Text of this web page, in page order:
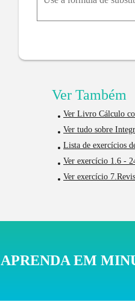
Ver Também
Ver Livro Cálculo
Ver tudo sobre
Lista de exercícios
Ver exercício 1.6 -
Ver exercício
APRENDA EM